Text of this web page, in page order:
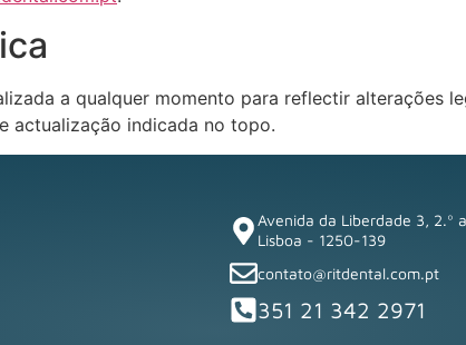
a qualquer momento para reflectir alterações
actualização indicada no topo.
Avenida da Liberdade 3, 2.º
Lisboa - 1250-139
contato@ritdental.com.pt
351 21 342 2971